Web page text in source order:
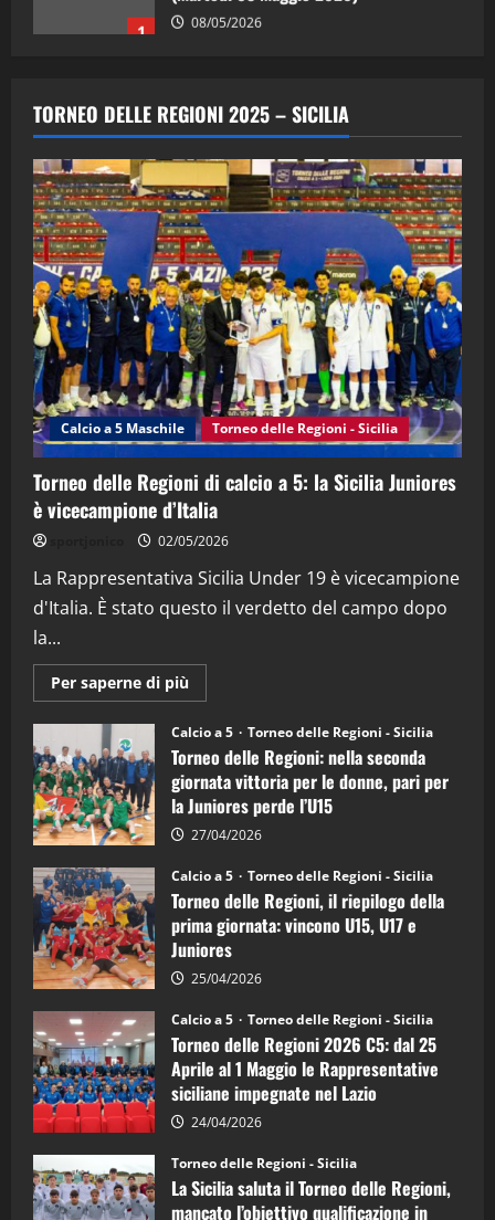
1
2
“SportEmpire” in Podcast: 29^ Puntata
(Martedi 28 Aprile 2026)
28/04/2026
3
"SportEmpire" in Podcast
“SportEmpire” in Podcast: 28^ Puntata
(Martedi 21 Aprile 2026)
21/04/2026
4
"SportEmpire" in Podcast Sport News
“SportEmpire” in Podcast: 27^ Puntata
(Martedi 14 Aprile 2026)
15/04/2026
"SportEmpire" in Podcast
“SportEmpire” in Podcast: 26^ Puntata
08/04/2026
TORNEO DELLE REGIONI 2025 – SICILIA
Calcio a 5 Maschile Torneo delle Regioni - Sicilia
Torneo delle Regioni di calcio a 5: la Sicilia Juniores
è vicecampione d’Italia
02/05/2026
La Rappresentativa Sicilia Under 19 è vicecampione
d'Italia. È stato questo il verdetto del campo dopo
la...
Per saperne di più
informazioni
Torneo
delle
Regioni
di
calcio
a
5:
la
Juniores
è
vicecampione
d’Italia
Calcio a 5 Torneo delle Regioni - Sicilia
Torneo delle Regioni: nella seconda
giornata vittoria per le donne, pari per
la Juniores perde l’U15
27/04/2026
Calcio a 5 Torneo delle Regioni - Sicilia
Torneo delle Regioni, il riepilogo della
prima giornata: vincono U15, U17 e
Juniores
25/04/2026
Calcio a 5 Torneo delle Regioni - Sicilia
Torneo delle Regioni 2026 C5: dal 25
Aprile al 1 Maggio le Rappresentative
siciliane impegnate nel Lazio
24/04/2026
Torneo delle Regioni - Sicilia
La Sicilia saluta il Torneo delle Regioni,
mancato l’obiettivo qualificazione in